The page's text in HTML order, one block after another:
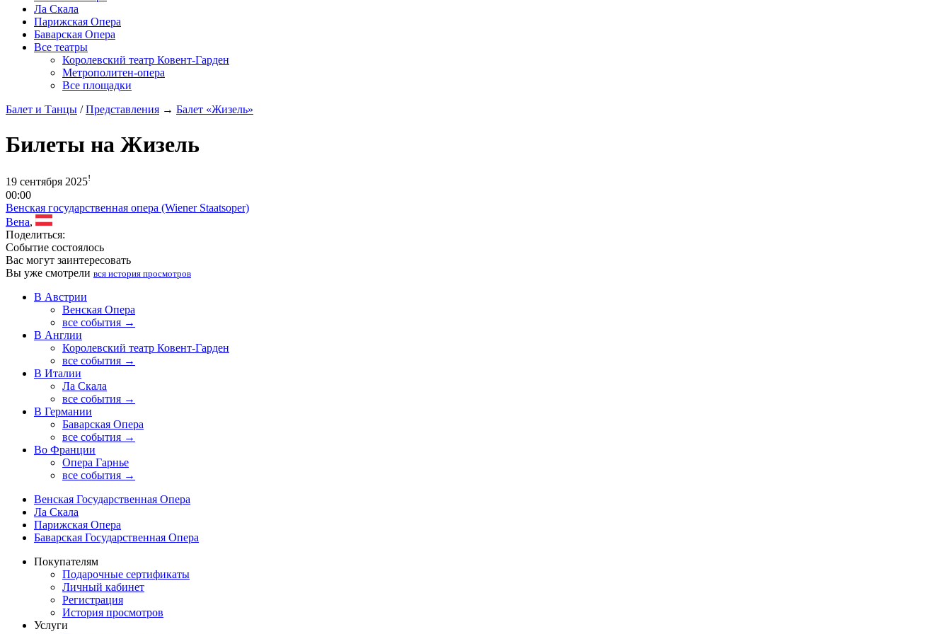
Ла Скала
Парижская Опера
Баварская Опера
Все театры
Королевский театр Ковент-Гарден
Метрополитен-опера
Все площадки
Балет и Танцы /Представления → Балет «Жизель»
Билеты на Жизель
19 сентября 2025!
00:00
Венская государственная опера (Wiener Staatsoper)
Вена,
Поделиться:
Событие состоялось
Вас могут заинтересовать
Вы уже смотрели вся история просмотров
В Австрии
Венская Опера
все события →
В Англии
Королевский театр Ковент-Гарден
все события →
В Италии
Ла Скала
все события →
В Германии
Баварская Опера
все события →
Во Франции
Опера Гарнье
все события →
Венская Государственная Опера
Ла Скала
Парижская Опера
Баварская Государственная Опера
Покупателям
Подарочные сертификаты
Личный кабинет
Регистрация
История просмотров
Услуги